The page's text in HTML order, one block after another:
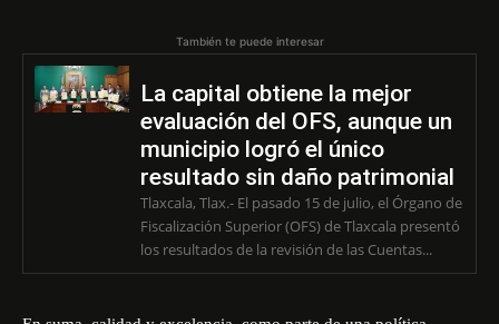
También te puede interesar
La capital obtiene la mejor
evaluación del OFS, aunque un
municipio logró el único
resultado sin daño patrimonial
Tlaxcala, Tlax.- El pasado 15 de julio, el Órgano de
Fiscalización Superior (OFS) de Tlaxcala presentó
los resultados de la revisión de las Cuentas...